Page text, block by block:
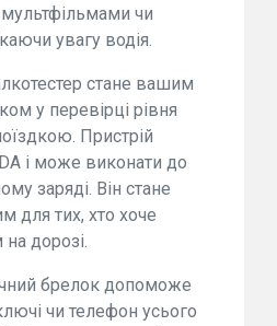
чи
увагу водія.
стане вашим
у перевірці рівня
Пристрій
і може виконати до
заряді. Він стане
для тих, хто хоче
дорозі.
брелок допоможе
чи телефон усього